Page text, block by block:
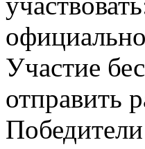
Участие
отправить